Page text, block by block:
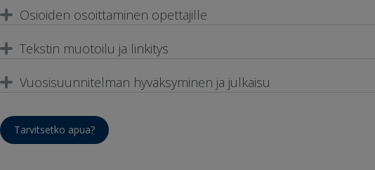
Osioiden osoittaminen opettajille
Tekstin muotoilu ja linkitys
Vuosisuunnitelman hyväksyminen ja julkaisu
Tarvitsetko apua?